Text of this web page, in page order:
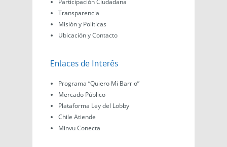
Transparencia
Misión y Políticas
Ubicación y Contacto
Enlaces de Interés
Programa “Quiero Mi Barrio”
Mercado Público
Plataforma Ley del Lobby
Chile Atiende
Minvu Conecta